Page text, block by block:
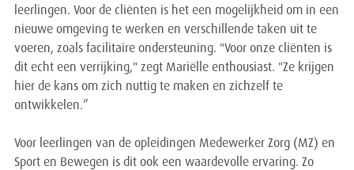
leerlingen. Voor de cliënten is het een mogelijkheid om in een
nieuwe omgeving te werken en verschillende taken uit te
voeren, zoals facilitaire ondersteuning. "Voor onze cliënten is
dit echt een verrijking," zegt Mariëlle enthousiast. "Ze krijgen
hier de kans om zich nuttig te maken en zichzelf te
ontwikkelen.”
Voor leerlingen van de opleidingen Medewerker Zorg (MZ) en
Sport en Bewegen is dit ook een waardevolle ervaring. Zo